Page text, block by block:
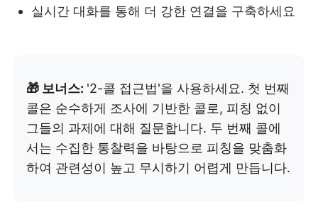
실시간 대화를 통해 더 강한 연결을 구축하세요
🎁 보너스: '2-콜 접근법'을 사용하세요. 첫 번째
콜은 순수하게 조사에 기반한 콜로, 피칭 없이
그들의 과제에 대해 질문합니다. 두 번째 콜에
서는 수집한 통찰력을 바탕으로 피칭을 맞춤화
하여 관련성이 높고 무시하기 어렵게 만듭니다.